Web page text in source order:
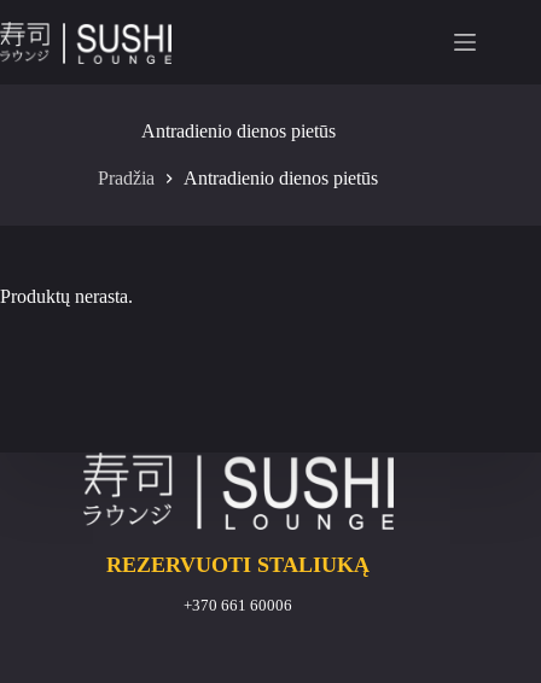
Antradienio dienos pietūs
Pradžia Antradienio dienos pietūs
Produktų nerasta.
REZERVUOTI STALIUKĄ
+370 661 60006